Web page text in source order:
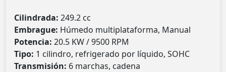
Cilindrada: 249.2 cc
Embrague: Húmedo multiplataforma, Manual
Potencia: 20.5 KW / 9500 RPM
Tipo: 1 cilindro, refrigerado por líquido, SOHC
Transmisión: 6 marchas, cadena